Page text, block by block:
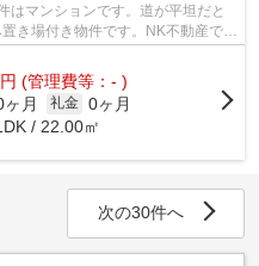
はマンションです。道が平坦だと
き場付き物件です。NK不動産では
円 (管理費等：- )
ヶ月 礼金 0ヶ月
/ 22.00㎡
次の30件へ